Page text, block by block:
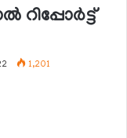
റിപ്പോര്‍ട്ട്
1,201